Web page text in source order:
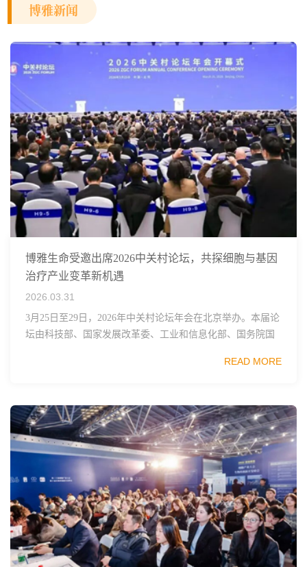
博雅新闻
博雅生命受邀出席2026中关村论坛，共探细胞与基因
治疗产业变革新机遇
2026.03.31
3月25日至29日，2026年中关村论坛年会在北京举办。本届论
坛由科技部、国家发展改革委、工业和信息化部、国务院国
READ MORE